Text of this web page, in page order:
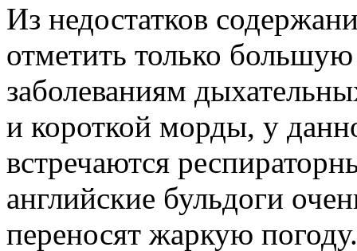
Из недостатков
отметить только
заболеваниям
и короткой морды, у
встречаются
английские бульдоги
переносят жаркую погоду.